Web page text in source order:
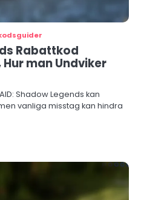
Rabattkod
man Undviker
Shadow Legends kan
vanliga misstag kan hindra